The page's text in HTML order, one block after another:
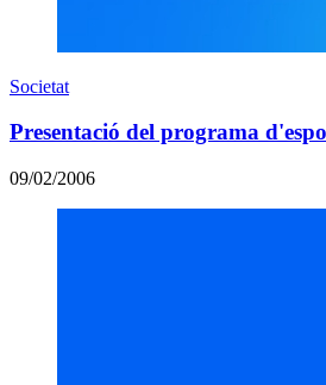
Societat
Presentació del programa
09/02/2006